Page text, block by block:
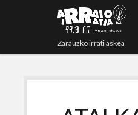
Zarauzko irrati askea